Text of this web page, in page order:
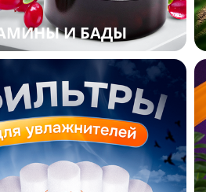
И БАДЫ